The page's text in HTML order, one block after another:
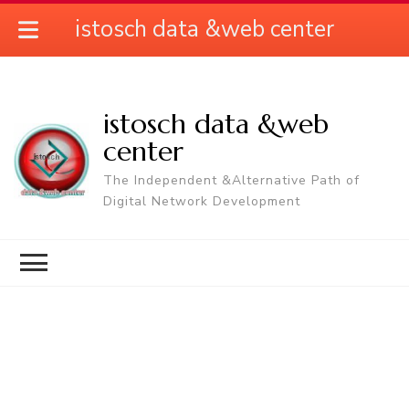
istosch data &web
center
The Independent &Alternative Path of
Digital Network Development
istosch data &web center